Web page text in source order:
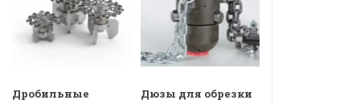
Дробильные
Дюзы для обрезки